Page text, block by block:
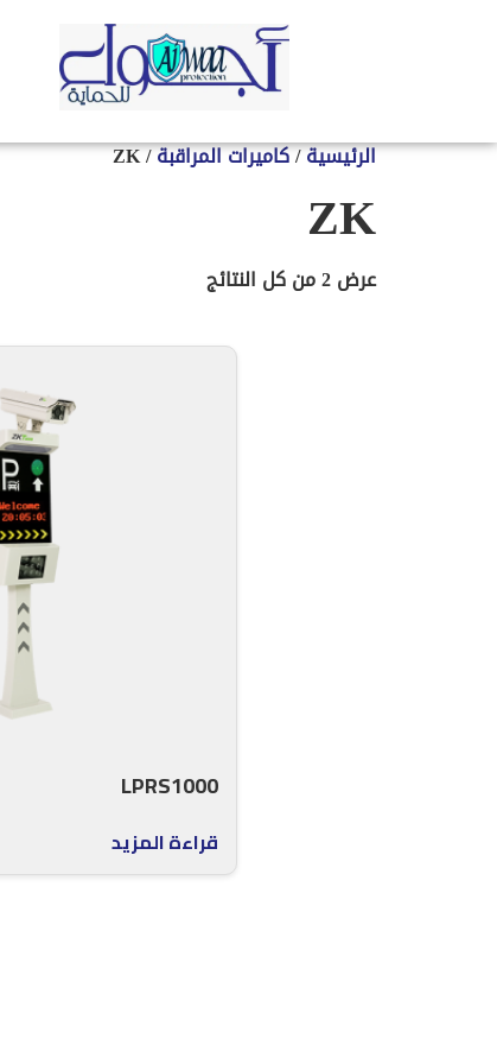
الرئيسية/كاميرات المراقبة/ ZK
ZK
عرض ⁦2⁩ من كل النتائج
LPRS1000
قراءة المزيد